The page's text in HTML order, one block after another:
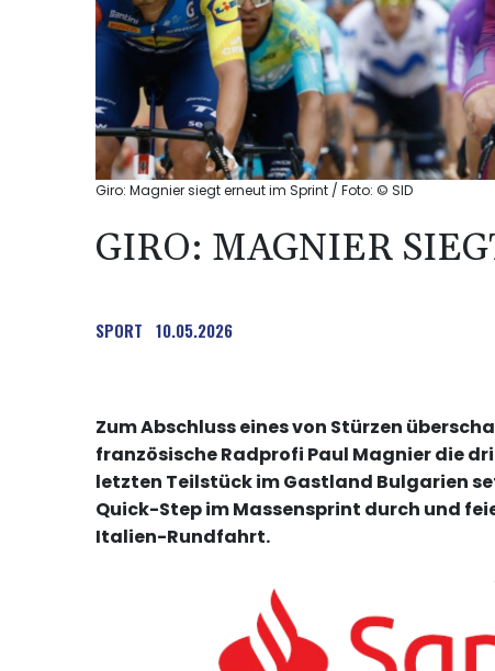
Giro: Magnier siegt erneut im Sprint / Foto: © SID
GIRO: MAGNIER
SPORT 10.05.2026
Zum Abschluss eines von Stürzen
französische Radprofi Paul Magnier die
letzten Teilstück im Gastland Bulgarien
Quick-Step im Massensprint durch und
Italien-Rundfahrt.